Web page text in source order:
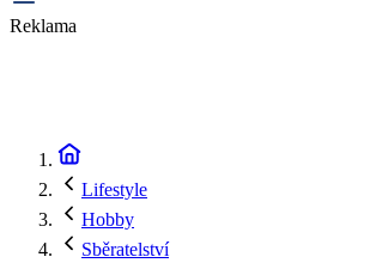
Reklama
Lifestyle
Hobby
Sběratelství